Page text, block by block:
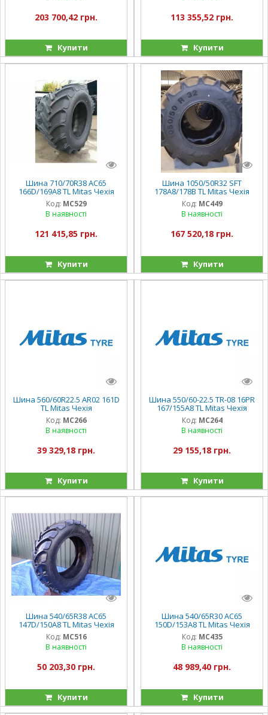
203 700,42 грн.
Купити
113 355,52 грн.
Купити
Шина 710/70R38 AC65
166D/169A8 TL Mitas Чехія
Код: MC529
В наявності
121 415,85 грн.
Купити
Шина 1050/50R32 SFT
178A8/178B TL Mitas Чехія
Код: MC449
В наявності
167 520,18 грн.
Купити
Шина 560/60R22.5 AR02 161D
TL Mitas Чехія
Код: MC266
В наявності
39 329,18 грн.
Купити
Шина 550/60-22.5 TR-08 16PR
167/155A8 TL Mitas Чехія
Код: MC264
В наявності
29 155,18 грн.
Купити
Шина 540/65R38 AC65
147D/150A8 TL Mitas Чехія
Код: MC516
В наявності
50 203,30 грн.
Купити
Шина 540/65R30 AC65
150D/153A8 TL Mitas Чехія
Код: MC435
В наявності
48 989,40 грн.
Купити